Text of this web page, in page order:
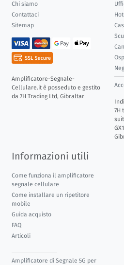
Chi siamo
Contattaci
Sitemap
Amplificatore-Segnale-
Cellulare.it è posseduto e gestito
da 7H Trading Ltd, Gibraltar
7H
Informazioni utili
Come funziona il amplificatore
segnale cellulare
Come installare un ripetitore
mobile
Guida acquisto
FAQ
Articoli
Amplificatore di Segnale 5G per